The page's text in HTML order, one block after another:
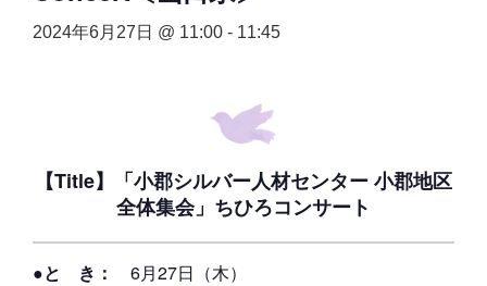
2024年6月27日 @ 11:00 - 11:45
【Title】「小郡シルバー人材センター 小郡地区
全体集会」ちひろコンサート
●と き：
6月27日（木）